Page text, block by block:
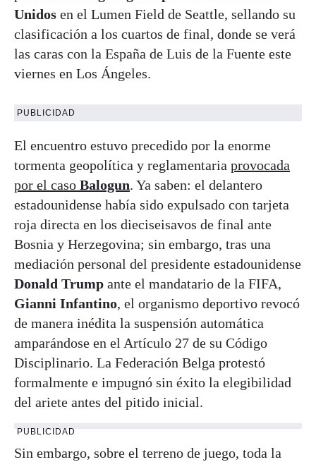
Unidos en el Lumen Field de Seattle, sellando su
clasificación a los cuartos de final, donde se verá
las caras con la España de Luis de la Fuente este
viernes en Los Ángeles.
PUBLICIDAD
El encuentro estuvo precedido por la enorme
tormenta geopolítica y reglamentaria provocada
por el caso Balogun. Ya saben: el delantero
estadounidense había sido expulsado con tarjeta
roja directa en los dieciseisavos de final ante
Bosnia y Herzegovina; sin embargo, tras una
mediación personal del presidente estadounidense
Donald Trump ante el mandatario de la FIFA,
Gianni Infantino, el organismo deportivo revocó
de manera inédita la suspensión automática
amparándose en el Artículo 27 de su Código
Disciplinario. La Federación Belga protestó
formalmente e impugnó sin éxito la elegibilidad
del ariete antes del pitido inicial.
PUBLICIDAD
Sin embargo, sobre el terreno de juego, toda la